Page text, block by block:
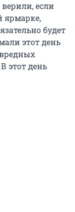
если
ярмарке,
будет
этот день
этот день